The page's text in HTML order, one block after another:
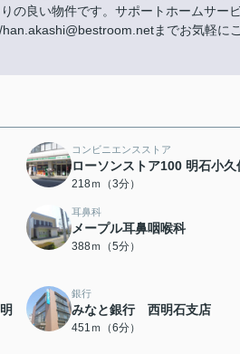
の良い物件です。サポートホームサー
までお気軽に
コンビニエンスストア
ローソンストア100 明石小久
218ｍ（3分）
耳鼻科
メープル耳鼻咽喉科
388ｍ（5分）
銀行
みなと銀行 西明石支店
451ｍ（6分）